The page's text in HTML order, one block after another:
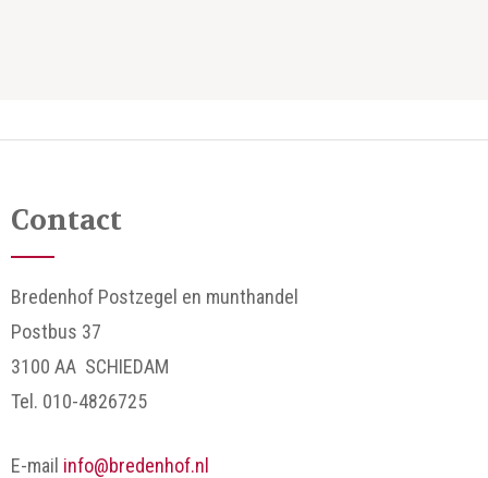
Contact
Bredenhof Postzegel en munthandel
Postbus 37
3100 AA SCHIEDAM
Tel. 010-4826725
E-mail info@bredenhof.nl